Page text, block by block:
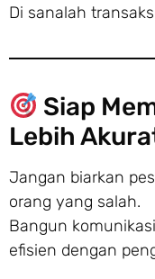
Di sanalah
Siap
Lebih
Jangan biarkan
orang yang salah.
Bangun
efisien dengan